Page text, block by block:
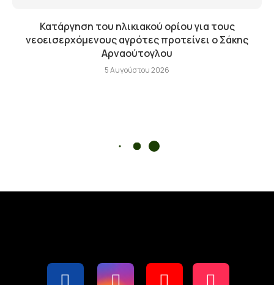
Κατάργηση του ηλικιακού ορίου για τους
νεοεισερχόμενους αγρότες προτείνει ο Σάκης
Αρναούτογλου
5 Αυγούστου 2026